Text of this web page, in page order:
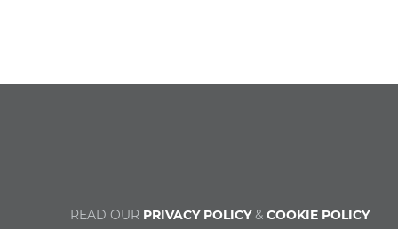
READ OUR PRIVACY POLICY& COOKIE POLICY